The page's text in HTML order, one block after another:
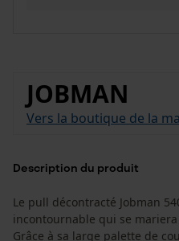
JOBMAN
Vers la boutique de la
Description du produit
Le pull décontracté Jobman
incontournable qui se
Grâce à sa large palette de